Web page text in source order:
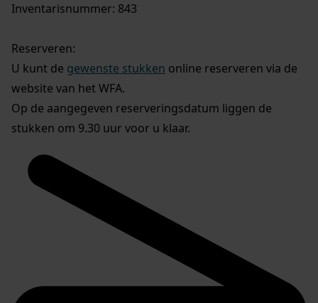
Inventarisnummer: 843
Reserveren:
U kunt de gewenste stukken online reserveren via de
website van het WFA.
Op de aangegeven reserveringsdatum liggen de
stukken om 9.30 uur voor u klaar.